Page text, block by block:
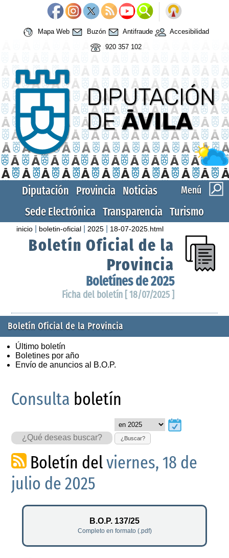
Mapa Web Buzón Antifraude
Accesibilidad
920 357 102
Menú
Diputación Provincia Noticias
Sede Electrónica Transparencia Turismo
inicio boletin-oficial 2025 18-07-2025.html
Boletín Oficial de la
Provincia
Boletínes de 2025
Ficha del boletín [ 18/07/2025 ]
Boletín Oficial de la Provincia
Último boletín
Boletines por año
Envío de anuncios al B.O.P.
Consulta boletín
¿Buscar?
Boletín delviernes, 18 de
julio de 2025
B.O.P. 137/25
Completo en formato (.pdf)